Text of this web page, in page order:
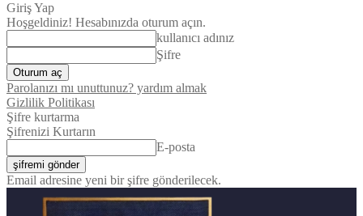
Giriş Yap
Hoşgeldiniz! Hesabınızda oturum açın.
kullanıcı adınız
Şifre
Parolanızı mı unuttunuz? yardım almak
Gizlilik Politikası
Şifre kurtarma
Şifrenizi Kurtarın
E-posta
Email adresine yeni bir şifre gönderilecek.